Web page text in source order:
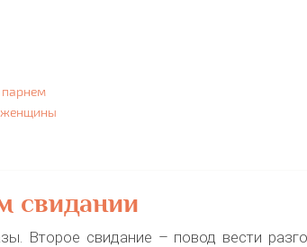
парнем
женщины
свидании
Второе свидание – повод вести